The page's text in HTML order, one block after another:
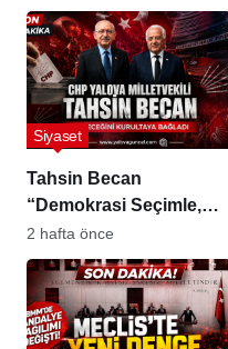
Tahsin Becan
“Demokrasi Seçimle,
Partiler Kurultayla
Yaşar”
Siyaset
2 hafta önce